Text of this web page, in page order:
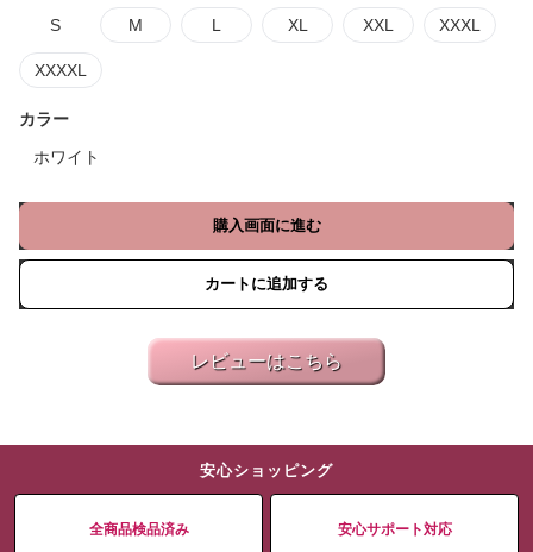
S M L XL XXL XXXL
XXXXL
カラー
ホワイト
購入画面に進む
カートに追加する
レビューはこちら
安心ショッピング
全商品検品済み 安心サポート対応